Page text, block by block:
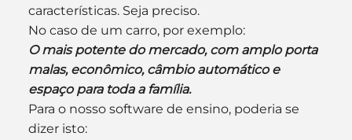
características. Seja preciso.
No caso de um carro, por exemplo:
O mais potente do mercado, com amplo porta
malas, econômico, câmbio automático e
espaço para toda a família.
Para o nosso software de ensino, poderia se
dizer isto: